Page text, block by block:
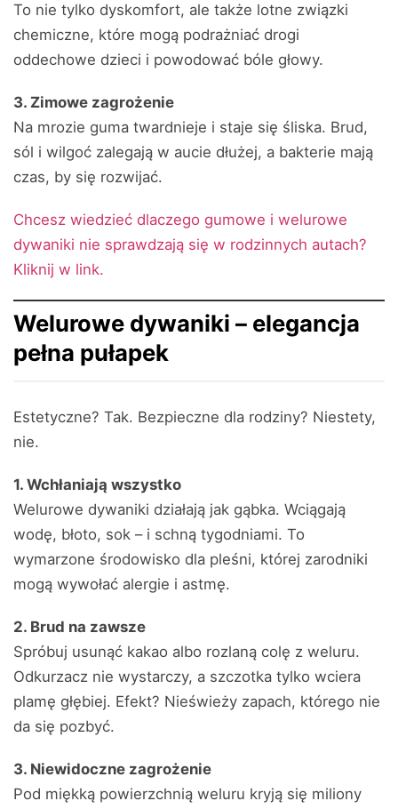
To nie tylko dyskomfort, ale także lotne związki
chemiczne, które mogą podrażniać drogi
oddechowe dzieci i powodować bóle głowy.
3. Zimowe zagrożenie
Na mrozie guma twardnieje i staje się śliska. Brud,
sól i wilgoć zalegają w aucie dłużej, a bakterie mają
czas, by się rozwijać.
Chcesz wiedzieć dlaczego gumowe i welurowe
dywaniki nie sprawdzają się w rodzinnych autach?
Kliknij w link.
Welurowe dywaniki – elegancja
pełna pułapek
Estetyczne? Tak. Bezpieczne dla rodziny? Niestety,
nie.
1. Wchłaniają wszystko
Welurowe dywaniki działają jak gąbka. Wciągają
wodę, błoto, sok – i schną tygodniami. To
wymarzone środowisko dla pleśni, której zarodniki
mogą wywołać alergie i astmę.
2. Brud na zawsze
Spróbuj usunąć kakao albo rozlaną colę z weluru.
Odkurzacz nie wystarczy, a szczotka tylko wciera
plamę głębiej. Efekt? Nieświeży zapach, którego nie
da się pozbyć.
3. Niewidoczne zagrożenie
Pod miękką powierzchnią weluru kryją się miliony